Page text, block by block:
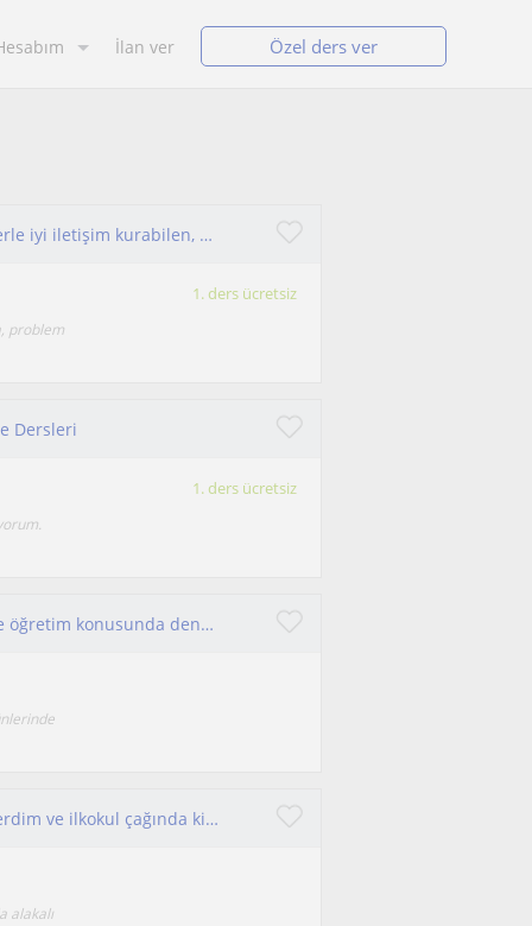
İlan ver Özel ders ver
Bilgisayar Mühendisliği mezunuyum. Öğrencilerle iyi iletişim kurabilen, sabırlı ve öğretmeyi seven biri olduğumu düşünüyorum. Özel
1. ders ücretsiz
problem
Dersleri
1. ders ücretsiz
Saygılı, sabırlı ve düzenli, soğuk kanlı , eğitim ve öğretim konusunda deneyimli
Daha öncede defalarca matematik özel dersi verdim ve ilkokul çağında ki öğrenciler ile çalıştım. Bu alanda deneyimliyim
alakalı